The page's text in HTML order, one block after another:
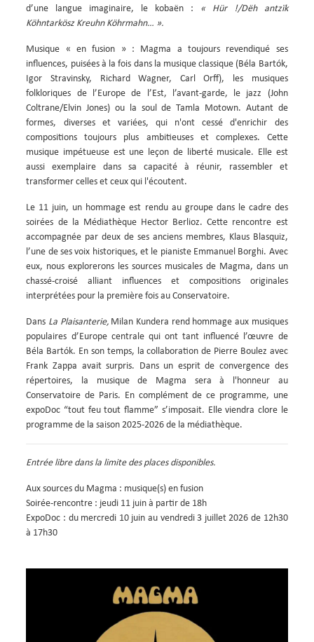
d’une langue imaginaire, le kobaën : « Hür !/Dëh antzïk
Köhntarkösz Kreuhn Köhrmahn… ».
Musique « en fusion » : Magma a toujours revendiqué ses
influences, puisées à la fois dans la musique classique (Béla Bartók,
Igor Stravinsky, Richard Wagner, Carl Orff), les musiques
folkloriques de l’Europe de l’Est, l’avant-garde, le jazz (John
Coltrane/Elvin Jones) ou la soul de Tamla Motown. Autant de
formes, diverses et variées, qui n'ont cessé d'enrichir des
compositions toujours plus ambitieuses et complexes. Cette
musique impétueuse est une leçon de liberté musicale. Elle est
aussi exemplaire dans sa capacité à réunir, rassembler et
transformer celles et ceux qui l'écoutent.
Le 11 juin, un hommage est rendu au groupe dans le cadre des
soirées de la Médiathèque Hector Berlioz. Cette rencontre est
accompagnée par deux de ses anciens membres, Klaus Blasquiz,
l’une de ses voix historiques, et le pianiste Emmanuel Borghi. Avec
eux, nous explorerons les sources musicales de Magma, dans un
chassé-croisé alliant influences et compositions originales
interprétées pour la première fois au Conservatoire.
Dans La Plaisanterie, Milan Kundera rend hommage aux musiques
populaires d’Europe centrale qui ont tant influencé l’œuvre de
Béla Bartók. En son temps, la collaboration de Pierre Boulez avec
Frank Zappa avait surpris. Dans un esprit de convergence des
répertoires, la musique de Magma sera à l'honneur au
Conservatoire de Paris. En complément de ce programme, une
expoDoc “tout feu tout flamme” s’imposait. Elle viendra clore le
programme de la saison 2025-2026 de la médiathèque.
Entrée libre dans la limite des places disponibles.
Aux sources du Magma : musique(s) en fusion
Soirée-rencontre : jeudi 11 juin à partir de 18h
ExpoDoc : du mercredi 10 juin au vendredi 3 juillet 2026 de 12h30
à 17h30